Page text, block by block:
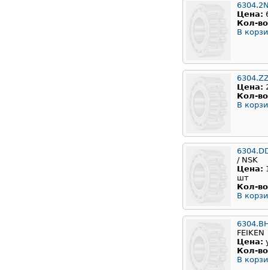
Цена:
Кол-
В
Цена:
Кол-
В
/ NSK
Цена:
шт
Кол-
В
FEIKEN
Цена:
Кол-
В